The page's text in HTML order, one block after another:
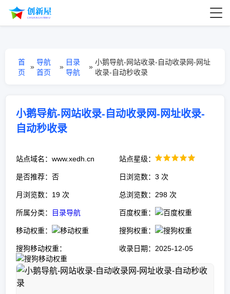
首
页
»
导航
首页
»
目录
导航
»
小鹅导航-网站收录-自动收录网-网址
收录-自动秒收录
小鹅导航-网站收录-自动收录网-网址收录-
自动秒收录
站点域名：www.xedh.cn 站点星级：
是否推荐：否 日浏览数：3 次
月浏览数：19 次 总浏览数：298 次
所属分类： 目录导航 百度权重：
移动权重： 搜狗权重：
搜狗移动权重： 收录日期：2025-12-05